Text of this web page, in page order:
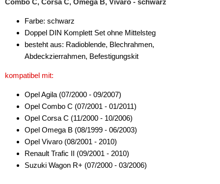
Combo C, Corsa C, Omega B, Vivaro - schwarz
Farbe: schwarz
Doppel DIN Komplett Set ohne Mittelsteg
besteht aus: Radioblende, Blechrahmen,
Abdeckzierrahmen, Befestigungskit
kompatibel mit:
Opel Agila (07/2000 - 09/2007)
Opel Combo C (07/2001 - 01/2011)
Opel Corsa C (11/2000 - 10/2006)
Opel Omega B (08/1999 - 06/2003)
Opel Vivaro (08/2001 - 2010)
Renault Trafic II (09/2001 - 2010)
Suzuki Wagon R+ (07/2000 - 03/2006)